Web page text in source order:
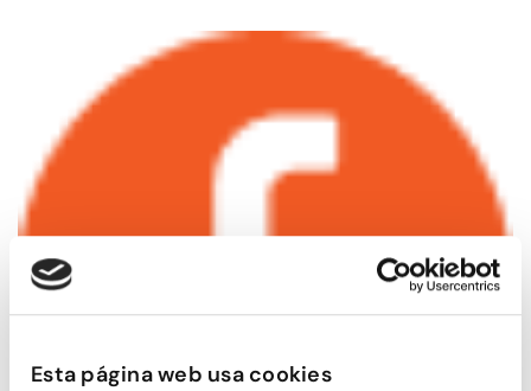
Esta página web usa cookies